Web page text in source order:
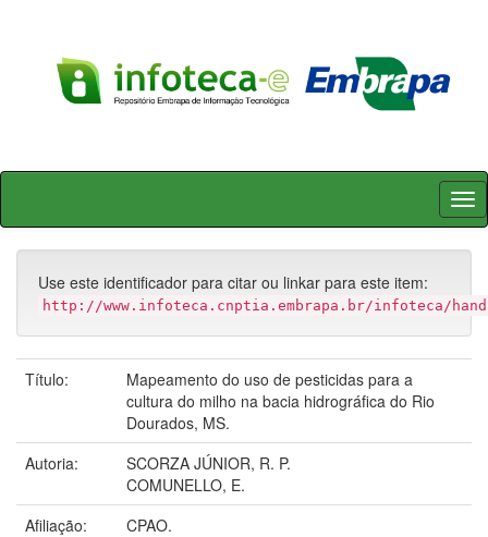
Skip
Use este identificador para citar ou linkar para este item:
http://www.infoteca.cnptia.embrapa.br/infoteca/
Título:
Mapeamento do uso de pesticidas para a
cultura do milho na bacia hidrográfica do Rio
Dourados, MS.
Autoria:
SCORZA JÚNIOR, R. P.
COMUNELLO, E.
Afiliação:
CPAO.